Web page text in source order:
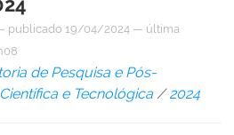
publicado 19/04/2024 — última
de Pesquisa e Pós-
e Tecnológica /2024